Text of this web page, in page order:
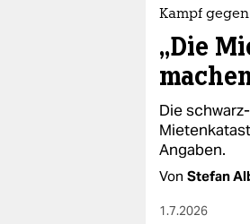
epaper login
Kampf
„Die
Die
Angaben.
Von Stefan
1.7.2026